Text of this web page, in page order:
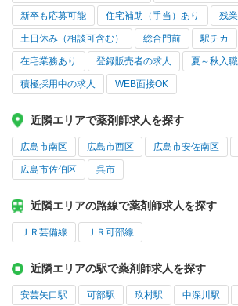
新卒も応募可能 住宅補助（手当）あり 残
土日休み（相談可含む） 総合門前 駅チカ
在宅業務あり 登録販売者の求人 夏～秋入
積極採用中の求人 WEB面接OK
近隣エリアで薬剤師求人を探す
広島市南区 広島市西区 広島市安佐南区
広島市佐伯区 呉市
近隣エリアの路線で薬剤師求人を探す
ＪＲ芸備線 ＪＲ可部線
近隣エリアの駅で薬剤師求人を探す
安芸矢口駅 可部駅 玖村駅 中深川駅